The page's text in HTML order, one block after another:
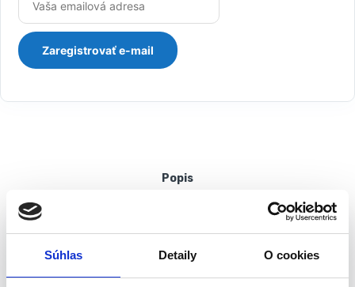
Súhlas Detaily O cookies
Popis
Pracovné tričko veľ. S | NEO 81-606-S
Pohodlné a praktické, v námorníckej modrej farbe s kontrastným